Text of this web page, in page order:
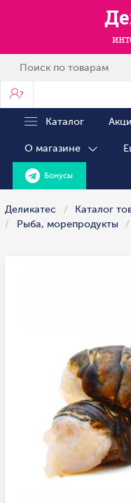
?
Каталог
О магазине
Бонусы
Деликатес Каталог
Рыба, морепродукты